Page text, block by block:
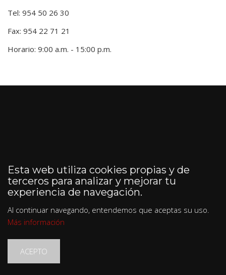
Tel: 954 50 26 30
Fax: 954 22 71 21
Horario: 9:00 a.m. - 15:00 p.m.
Esta web utiliza cookies propias y de
terceros para analizar y mejorar tu
experiencia de navegación.
Al continuar navegando, entendemos que aceptas su uso.
Más información
ACEPTO